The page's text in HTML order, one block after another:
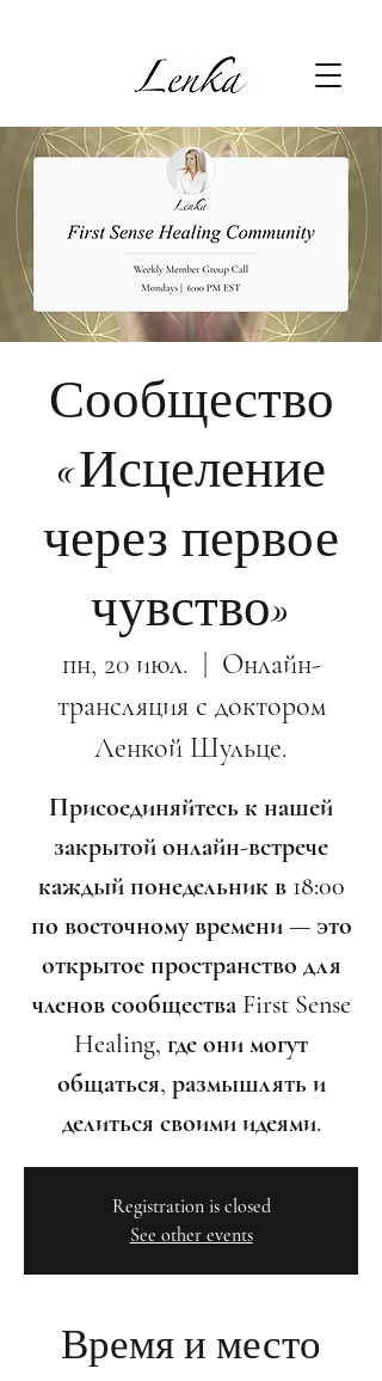
Сообщество
«Исцеление
через первое
чувство»
пн, 20 июл.
Онлайн-
трансляция с доктором
Ленкой Шульце.
Присоединяйтесь к нашей
закрытой онлайн-встрече
каждый понедельник в 18:00
по восточному времени — это
открытое пространство для
членов сообщества First Sense
Healing, где они могут
общаться, размышлять и
делиться своими идеями.
Registration is closed
See other events
Время и место